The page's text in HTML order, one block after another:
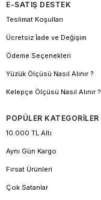
E-SATIŞ DESTEK
Teslimat Koşulları
Ücretsiz İade ve Değişim
Ödeme Seçenekleri
Yüzük Ölçüsü Nasıl Alınır ?
Kelepçe Ölçüsü Nasıl Alınır ?
POPÜLER KATEGORİLER
10.000 TL Altı
Aynı Gün Kargo
Fırsat Ürünleri
Çok Satanlar